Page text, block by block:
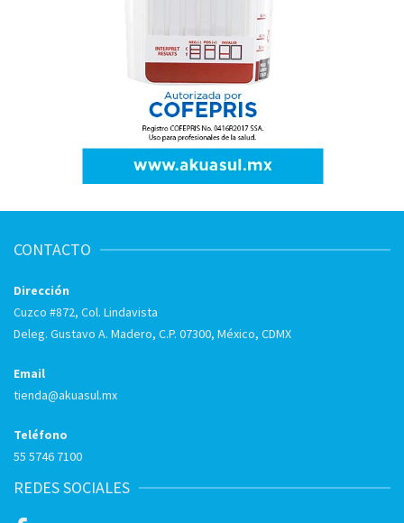
CONTACTO
Dirección
Cuzco #872, Col. Lindavista
Deleg. Gustavo A. Madero, C.P. 07300, México, CDMX
Email
tienda@akuasul.mx
Teléfono
55 5746 7100
REDES SOCIALES